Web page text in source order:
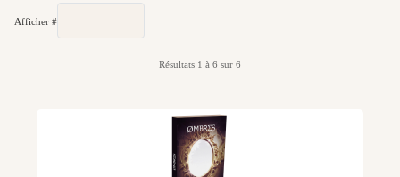
Afficher #
Résultats 1 à 6 sur 6